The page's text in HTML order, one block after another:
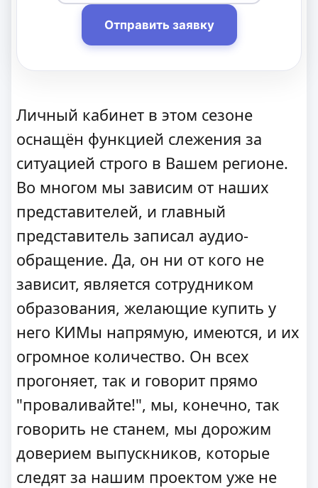
Отправить заявку
Личный кабинет в этом сезоне
оснащён функцией слежения за
ситуацией строго в Вашем регионе.
Во многом мы зависим от наших
представителей, и главный
представитель записал аудио-
обращение. Да, он ни от кого не
зависит, является сотрудником
образования, желающие купить у
него КИМы напрямую, имеются, и их
огромное количество. Он всех
прогоняет, так и говорит прямо
"проваливайте!", мы, конечно, так
говорить не станем, мы дорожим
доверием выпускников, которые
следят за нашим проектом уже не